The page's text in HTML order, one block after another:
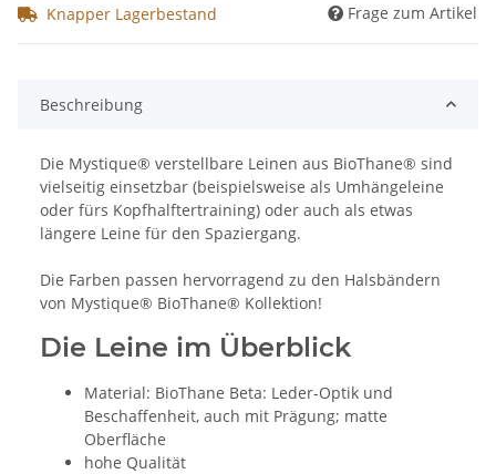
Knapper Lagerbestand Frage zum Artikel
Beschreibung
Die Mystique® verstellbare Leinen aus BioThane® sind
vielseitig einsetzbar (beispielsweise als Umhängeleine
oder fürs Kopfhalftertraining) oder auch als etwas
längere Leine für den Spaziergang.
Die Farben passen hervorragend zu den Halsbändern
von Mystique® BioThane® Kollektion!
Die Leine im Überblick
Material: BioThane Beta: Leder-Optik und
Beschaffenheit, auch mit Prägung; matte
Oberfläche
hohe Qualität